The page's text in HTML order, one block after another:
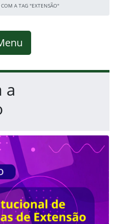
COM A TAG "EXTENSÃO"
a